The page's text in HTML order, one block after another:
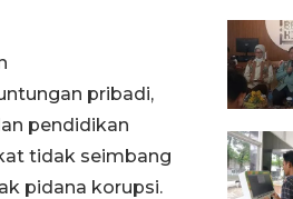
pribadi,
pendidikan
tidak seimbang
pidana korupsi.